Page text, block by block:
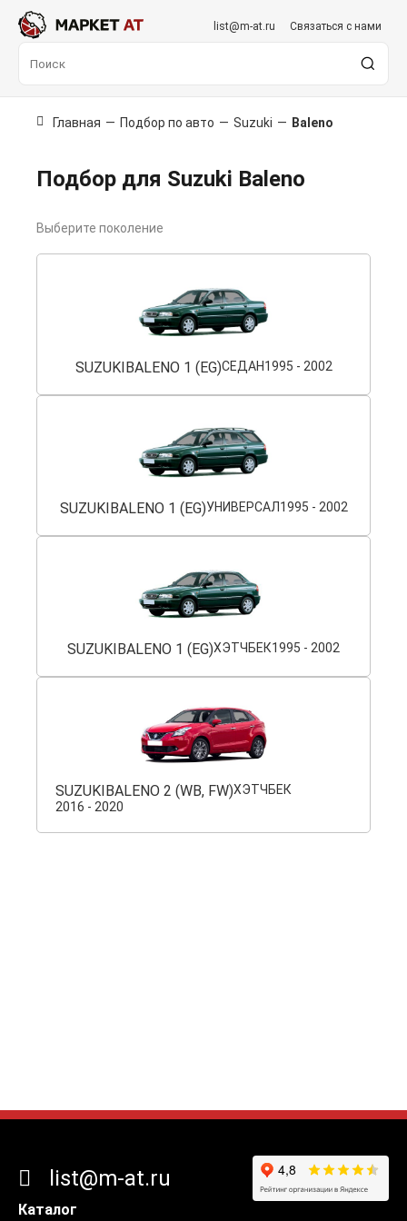
list@m-at.ru Связаться с нами
Главная — Подбор по авто — Suzuki — Baleno
Подбор для Suzuki Baleno
Выберите поколение
SUZUKIBALENO 1 (EG)СЕДАН1995 - 2002
SUZUKIBALENO 1 (EG)УНИВЕРСАЛ1995 - 2002
SUZUKI BALENO 1 (EG)ХЭТЧБЕК1995 - 2002
SUZUKIBALENO 2 (WB, FW)ХЭТЧБЕК
2016 - 2020
Каталог
list@m-at.ru